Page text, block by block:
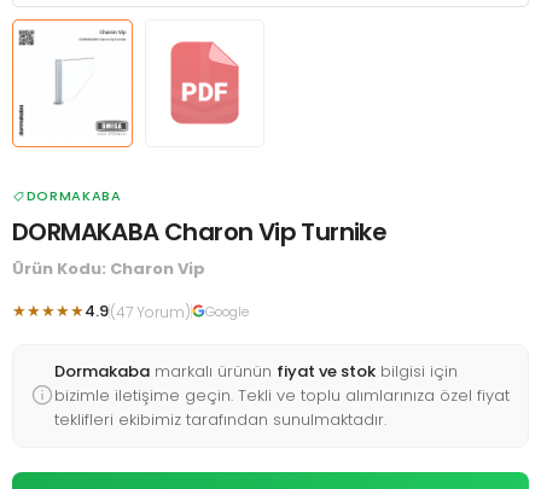
DORMAKABA
DORMAKABA Charon Vip Turnike
Ürün Kodu: Charon Vip
★★★★★4.9(47 Yorum) Google
Dormakaba markalı ürünün fiyat ve stok bilgisi için
bizimle iletişime geçin. Tekli ve toplu alımlarınıza özel fiyat
teklifleri ekibimiz tarafından sunulmaktadır.